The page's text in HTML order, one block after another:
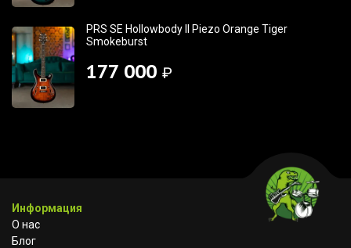
PRS SE Hollowbody II Piezo Orange Tiger
Smokeburst
177 000 ₽
Информация
О нас
Блог